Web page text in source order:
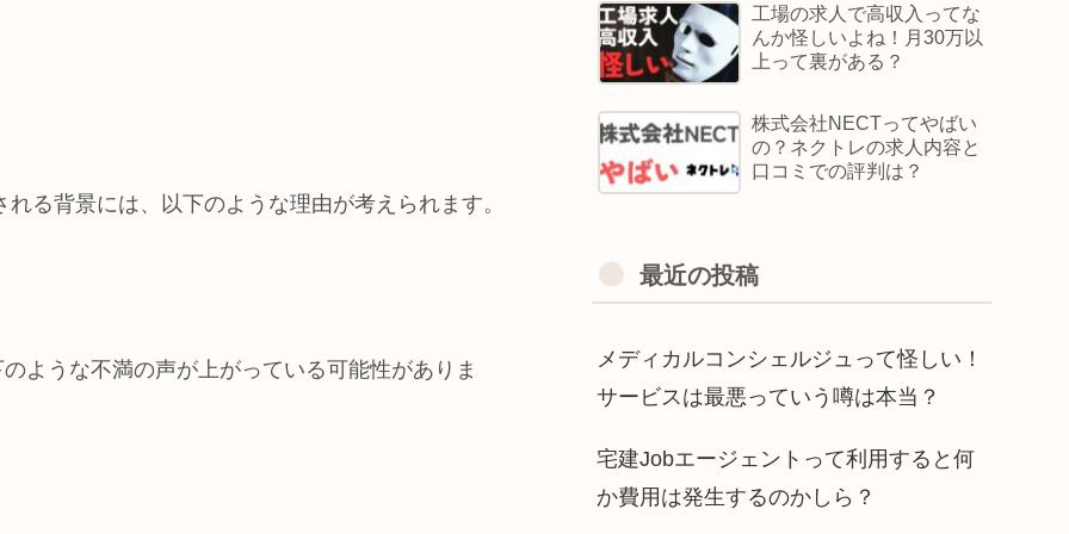
る背景には、以下のような理由が考えられます。
ような不満の声が上がっている可能性がありま
工場の求人で高収入ってな
んか怪しいよね！月30万以
上って裏がある？
株式会社NECTってやばい
の？ネクトレの求人内容と
口コミでの評判は？
最近の投稿
メディカルコンシェルジュって怪しい！
サービスは最悪っていう噂は本当？
宅建Jobエージェントって利用すると何
か費用は発生するのかしら？